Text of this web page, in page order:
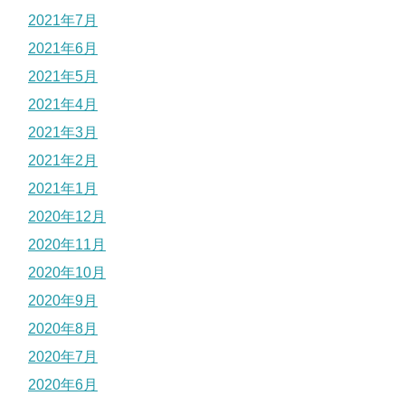
2021年7月
2021年6月
2021年5月
2021年4月
2021年3月
2021年2月
2021年1月
2020年12月
2020年11月
2020年10月
2020年9月
2020年8月
2020年7月
2020年6月